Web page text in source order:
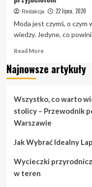
Redakcja 22 lipca, 2020
Moda jest czymś, o czym
wiedzy. Jedyne, co
Read MoreRead
about
które
na
pewno
Twoim
Najnowsze artykuły
Wszystko, co warto
stolicy – Przewodnik
Warszawie
Jak Wybrać Idealny
Wycieczki
w teren